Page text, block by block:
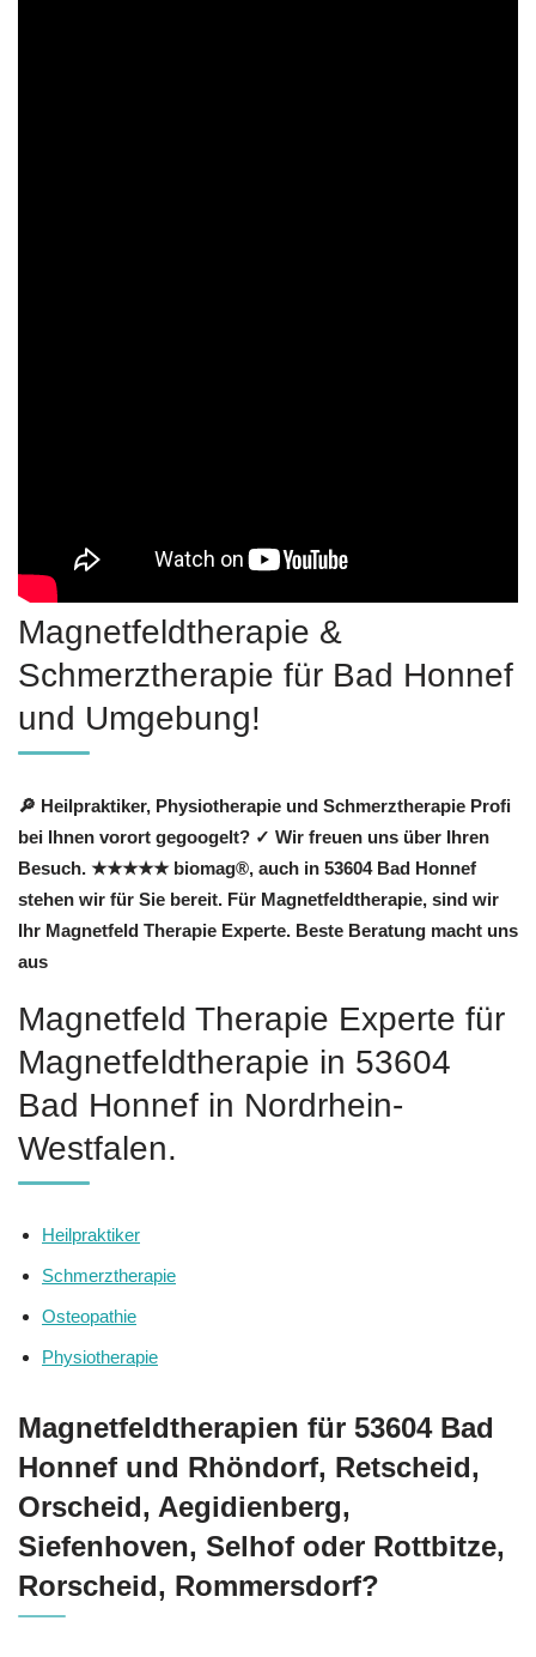
Magnetfeldtherapie &
Schmerztherapie für Bad Honnef
und Umgebung!
🔎 Heilpraktiker, Physiotherapie und Schmerztherapie Profi
bei Ihnen vorort gegoogelt? ✓ Wir freuen uns über Ihren
Besuch. ★★★★★ biomag®, auch in 53604 Bad Honnef
stehen wir für Sie bereit. Für Magnetfeldtherapie, sind wir
Ihr Magnetfeld Therapie Experte. Beste Beratung macht uns
aus
Magnetfeld Therapie Experte für
Magnetfeldtherapie in 53604
Bad Honnef in Nordrhein-
Westfalen.
Heilpraktiker
Schmerztherapie
Osteopathie
Physiotherapie
Magnetfeldtherapien für 53604 Bad
Honnef und Rhöndorf, Retscheid,
Orscheid, Aegidienberg,
Siefenhoven, Selhof oder Rottbitze,
Rorscheid, Rommersdorf?